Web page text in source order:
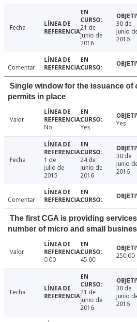
Fecha
21 de
junio de
2016
30 de
junio
2016
Comentar
Single window for the issuance of
permits in place
Valor
No
Yes Yes
Fecha
1 de
julio de
2015
24 de
junio de
2016
30 de
junio
2016
Comentar
The first CGA is providing
number of micro and small
Valor
0.00
45.00 250.00
Fecha
21 de
junio de
2016
30 de
junio
2016